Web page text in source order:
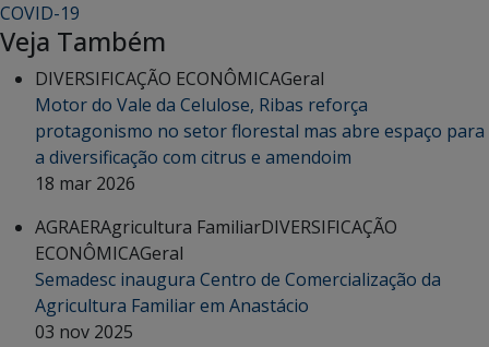
COVID-19
Veja Também
DIVERSIFICAÇÃO ECONÔMICAGeral
Motor do Vale da Celulose, Ribas reforça
protagonismo no setor florestal mas abre espaço para
a diversificação com citrus e amendoim
18 mar 2026
AGRAERAgricultura FamiliarDIVERSIFICAÇÃO
ECONÔMICAGeral
Semadesc inaugura Centro de Comercialização da
Agricultura Familiar em Anastácio
03 nov 2025